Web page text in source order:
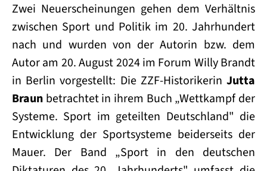
Zwei Neuerscheinungen gehen dem Verhältnis
zwischen Sport und Politik im 20. Jahrhundert
nach und wurden von der Autorin bzw. dem
Autor am 20. August 2024 im Forum Willy Brandt
in Berlin vorgestellt: Die ZZF-HistorikerinJutta
Braun betrachtet in ihrem Buch „Wettkampf der
Systeme. Sport im geteilten Deutschland" die
Entwicklung der Sportsysteme beiderseits der
Mauer. Der Band „Sport in den deutschen